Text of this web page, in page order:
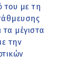
του με τη
μέγιστα
την